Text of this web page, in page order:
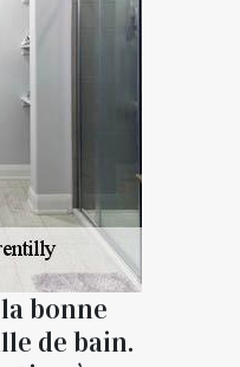
bonne
de bain.